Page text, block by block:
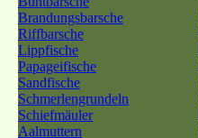
Brandungsbarsche
Riffbarsche
Lippfische
Papageifische
Sandfische
Schmerlengrundeln
Schiefmäuler
Aalmuttern